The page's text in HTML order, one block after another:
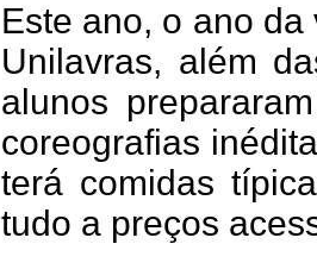
Este ano, o ano
Unilavras, além
alunos
coreografias
terá comidas
tudo a preços